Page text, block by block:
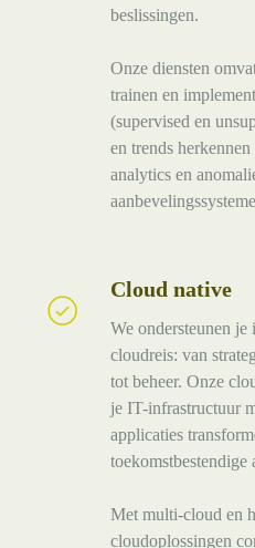
beslissingen.
Onze diensten
trainen en
(supervised en
en trends
analytics en
Cloud native
We ondersteunen je
cloudreis: van
tot beheer. Onze
je IT-infrastructuur
applicaties
toekomstbestendige
Met multi-cloud en
cloudoplossingen
Cloud
native